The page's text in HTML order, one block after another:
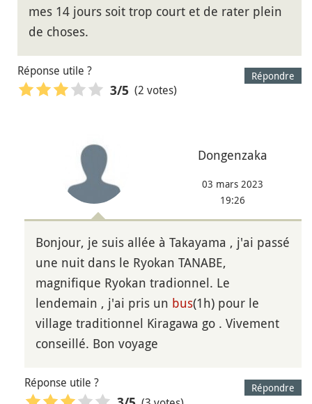
mes 14 jours soit trop court et de rater plein
de choses.
Répondre
Réponse utile ?
3/5 (2 votes)
Dongenzaka
03 mars 2023
19:26
Bonjour, je suis allée à Takayama , j'ai passé
une nuit dans le Ryokan TANABE,
magnifique Ryokan tradionnel. Le
lendemain , j'ai pris un bus(1h) pour le
village traditionnel Kiragawa go . Vivement
conseillé. Bon voyage
Répondre
Réponse utile ?